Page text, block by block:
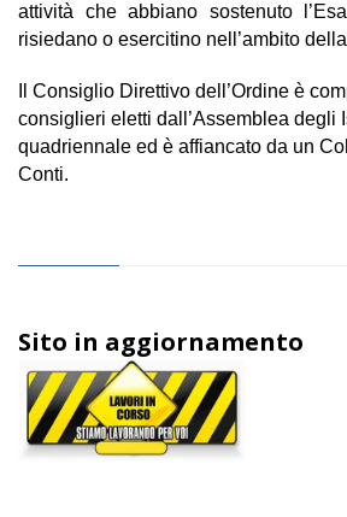
attività che abbiano sostenuto
risiedano o esercitino nell’ambito
Il Consiglio Direttivo dell’Ordine è
consiglieri eletti dall’Assemblea degli
quadriennale ed è affiancato da un
Conti.
Sito in aggiornamento